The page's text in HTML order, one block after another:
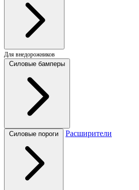
Для внедорожников
Силовые бамперы
Силовые пороги Расширители